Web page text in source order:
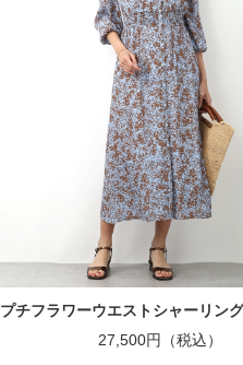
プチフラワーウエストシャーリン
27,500円（税込）